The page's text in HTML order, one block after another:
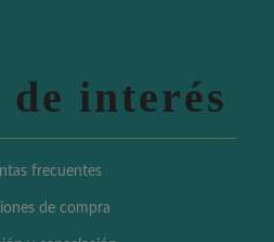
de interés
frecuentes
de compra